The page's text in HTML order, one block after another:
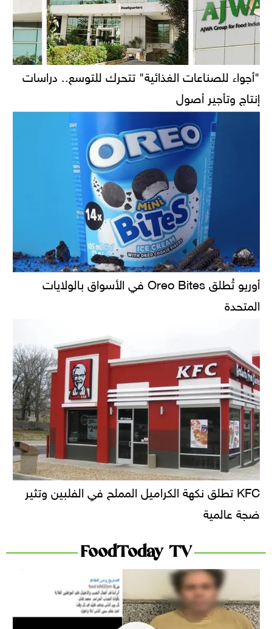
"أجواء للصناعات الغذائية" تتحرك للتوسع.. دراسات
إنتاج وتأجير أصول
أوريو تُطلق Oreo Bites في الأسواق بالولايات
المتحدة
KFC تطلق نكهة الكراميل المملح في الفلبين وتثير
ضجة عالمية
FoodToday TV